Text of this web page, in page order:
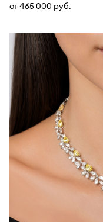
от 465 000 руб.